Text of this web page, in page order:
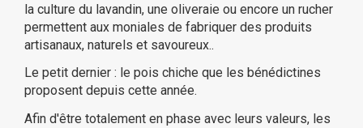
la culture du lavandin, une oliveraie ou encore un rucher
permettent aux moniales de fabriquer des produits
artisanaux, naturels et savoureux..
Le petit dernier : le pois chiche que les bénédictines
proposent depuis cette année.
Afin d'être totalement en phase avec leurs valeurs, les